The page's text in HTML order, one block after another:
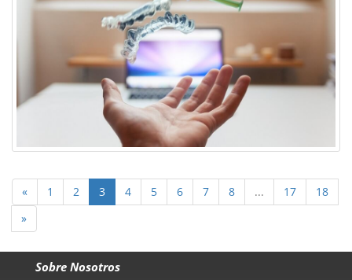
« 1 2 3 4 5 6 7 8 ... 17
18
»
Sobre Nosotros